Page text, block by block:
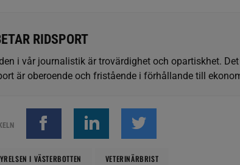
RIDSPORT
i vår journalistik är trovärdighet och opartiskhet.
är oberoende och fristående i förhållande till
I VÄSTERBOTTEN VETERINÄRBRIST